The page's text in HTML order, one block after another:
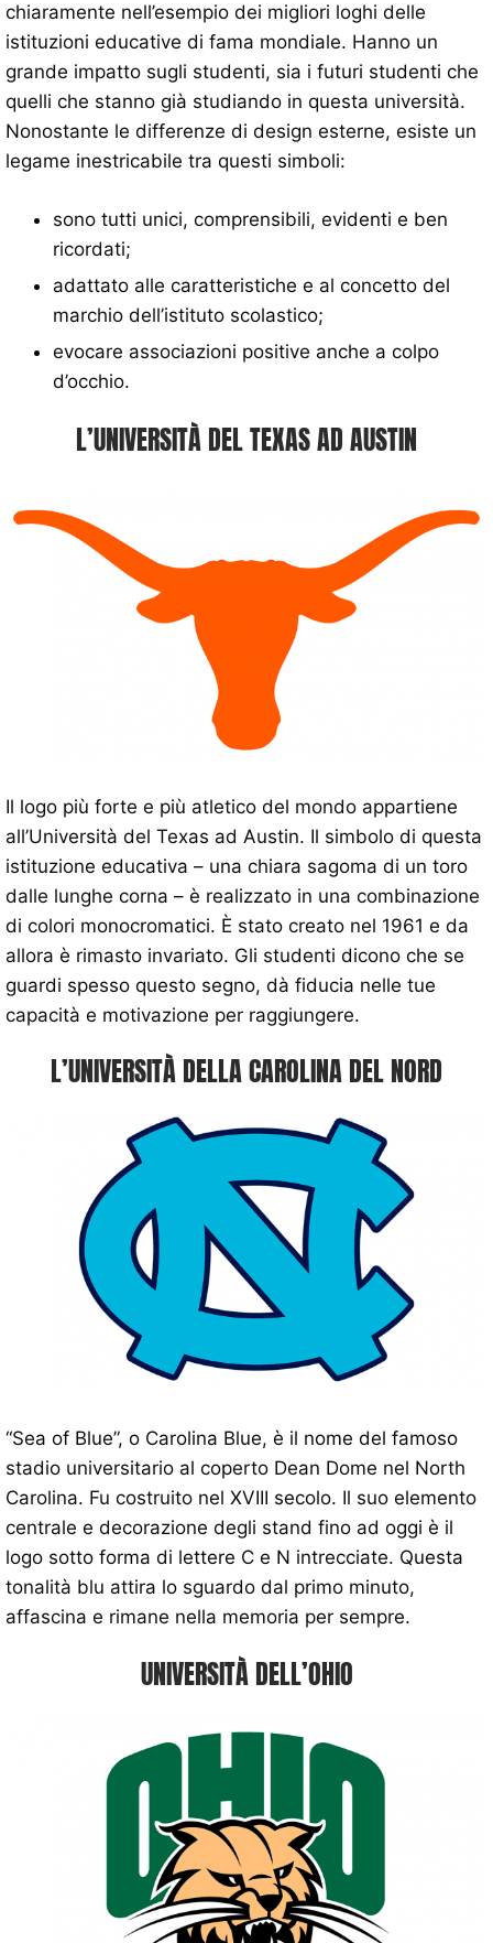
chiaramente nell’esempio dei migliori loghi delle
istituzioni educative di fama mondiale. Hanno un
grande impatto sugli studenti, sia i futuri studenti che
quelli che stanno già studiando in questa università.
Nonostante le differenze di design esterne, esiste un
legame inestricabile tra questi simboli:
sono tutti unici, comprensibili, evidenti e ben
ricordati;
adattato alle caratteristiche e al concetto del
marchio dell’istituto scolastico;
evocare associazioni positive anche a colpo
d’occhio.
L’UNIVERSITÀ DEL TEXAS AD AUSTIN
Il logo più forte e più atletico del mondo appartiene
all’Università del Texas ad Austin. Il simbolo di questa
istituzione educativa – una chiara sagoma di un toro
dalle lunghe corna – è realizzato in una combinazione
di colori monocromatici. È stato creato nel 1961 e da
allora è rimasto invariato. Gli studenti dicono che se
guardi spesso questo segno, dà fiducia nelle tue
capacità e motivazione per raggiungere.
L’UNIVERSITÀ DELLA CAROLINA DEL NORD
“Sea of ​​Blue”, o Carolina Blue, è il nome del famoso
stadio universitario al coperto Dean Dome nel North
Carolina. Fu costruito nel XVIII secolo. Il suo elemento
centrale e decorazione degli stand fino ad oggi è il
logo sotto forma di lettere C e N intrecciate. Questa
tonalità blu attira lo sguardo dal primo minuto,
affascina e rimane nella memoria per sempre.
UNIVERSITÀ DELL’OHIO